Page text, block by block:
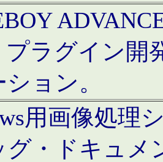
プラグイン開
ョン。
用画像処理
グ・ドキュメ